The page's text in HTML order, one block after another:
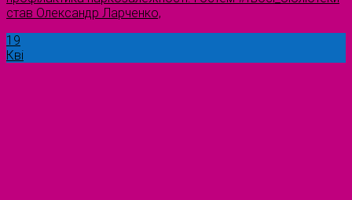
став Олександр Ларченко,
19
Кві